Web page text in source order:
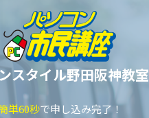
スタイル野田阪神教室
単60秒で申し込み完了！